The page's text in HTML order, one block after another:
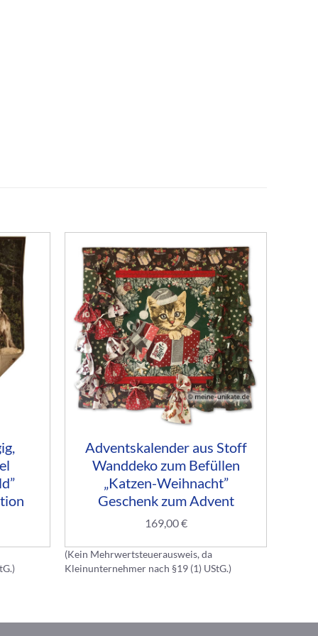
Adventskalender aus Stoff
Wanddeko zum Befüllen
„Katzen-Weihnacht”
Geschenk zum Advent
169,00€
(Kein Mehrwertsteuerausweis, da
Kleinunternehmer nach §19 (1) UStG.)